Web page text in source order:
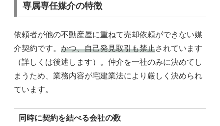
専属専任媒介の特徴
依頼者が他の不動産屋に重ねて売却依頼ができない媒
介契約です。 かつ、自己発見取引も禁止されています
（詳しくは後述します）。仲介を一社のみに決めてし
まうため、業務内容が宅建業法により厳しく決められ
ています。
同時に契約を結べる会社の数